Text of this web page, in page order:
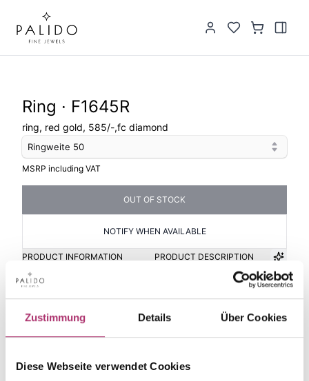
Zustimmung Details Über Cookies
Diese Webseite verwendet Cookies
Ring · F1645R
ring, red gold, 585/-,fc diamond
Ringweite 50
MSRP including VAT
OUT OF STOCK
NOTIFY WHEN AVAILABLE
PRODUCT INFORMATION PRODUCT DESCRIPTION
Item group
Ring
Material
Gold
Weight
Serial number